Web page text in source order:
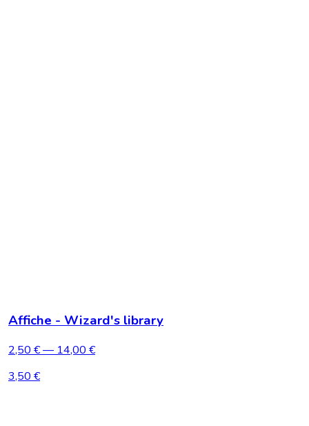
Affiche - Wizard's library
2,50 €— 14,00 €
3,50 €